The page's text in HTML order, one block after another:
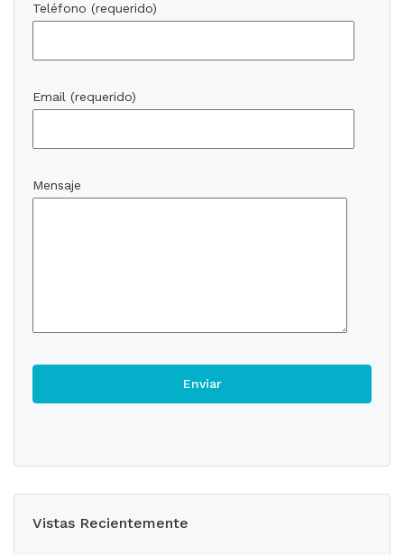
Teléfono (requerido)
Email (requerido)
Mensaje
Vistas Recientemente